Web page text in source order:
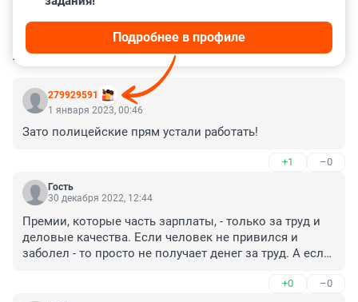
КОММЕНТАРИИ 190
279929591
Подробнее в профиле
1 января 2023, 00:46
Зато полицейские прям устали работать!
+1 –0
Гость
30 декабря 2022, 12:44
Премии, которые часть зарплаты, - только за труд и
деловые качества. Если человек не привился и
заболел - то просто не получает денег за труд. А если
+0 –0